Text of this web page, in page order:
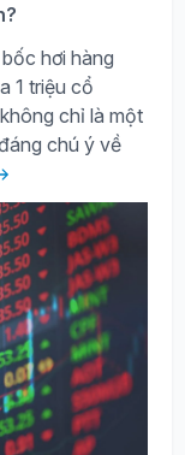
hơi hàng
1 triệu cổ
chỉ là một
chú ý về